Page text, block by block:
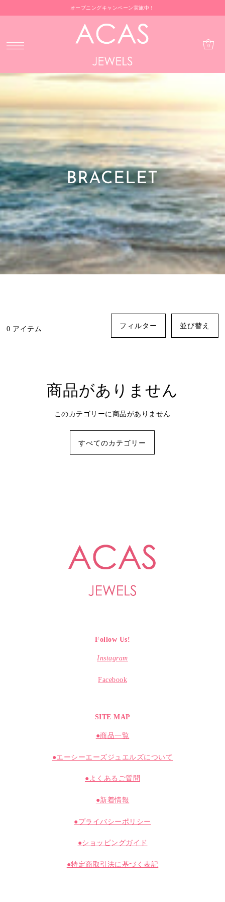
オープニングキャンペーン実施中！
0
BRACELET
0 アイテム フィルター 並び替え
商品がありません
このカテゴリーに商品がありません
すべてのカテゴリー
Follow Us!
Instagram
Facebook
SITE MAP
●商品一覧
●エーシーエーズジュエルズについて
●よくあるご質問
●新着情報
●プライバシーポリシー
●ショッピングガイド
●特定商取引法に基づく表記